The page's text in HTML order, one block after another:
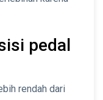
pedal
rendah dari